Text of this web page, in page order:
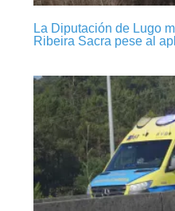
La Diputación de Lugo
Ribeira Sacra pese al